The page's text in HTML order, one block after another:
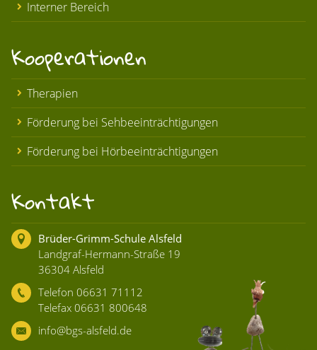
Interner Bereich
Kooperationen
Therapien
Förderung bei Sehbeeinträchtigungen
Förderung bei Hörbeeinträchtigungen
Kontakt
Brüder-Grimm-Schule Alsfeld
Landgraf-Hermann-Straße 19
36304 Alsfeld
Telefon 06631 71112
Telefax 06631 800648
info@bgs-alsfeld.de